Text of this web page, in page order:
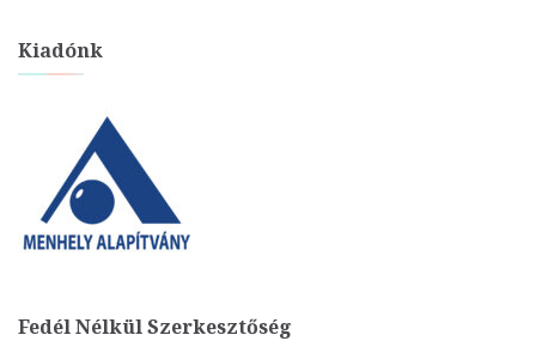
Kiadónk
Fedél Nélkül Szerkesztőség